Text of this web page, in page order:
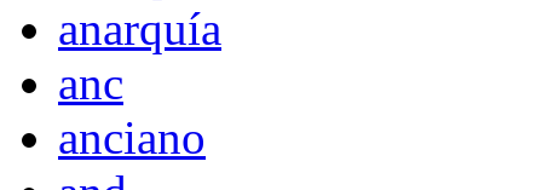
anarquía
anc
anciano